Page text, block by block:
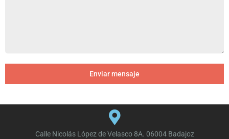
Enviar mensaje
Calle Nicolás López de Velasco 8A. 06004 Badajoz